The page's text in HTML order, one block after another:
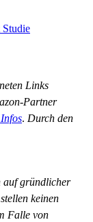
Studie
Links
Partner
. Durch den
auf gründlicher
keinen
Falle von